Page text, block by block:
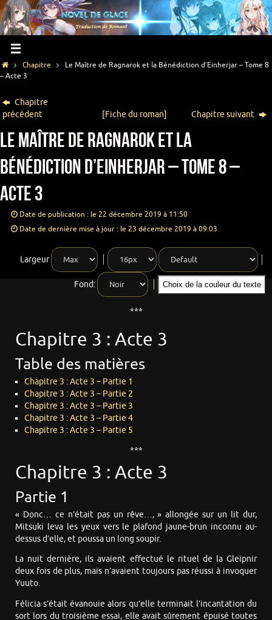
Chapitre
Le Maître de Ragnarok et la Bénédiction d’Einherjar – Tome 8
– Acte 3
Chapitre
précédent
[Fiche du roman] Chapitre suivant
Le Maître de Ragnarok et la
Bénédiction d’Einherjar – Tome 8 –
Acte 3
Date de publication : le 22 décembre 2019 à 11:50
Date de dernière mise à jour : le 23 décembre 2019 à 09:03
Largeur
Fond: Choix de la couleur du texte
***
Chapitre 3 : Acte 3
Table des matières
Chapitre 3 : Acte 3 – Partie 1
Chapitre 3 : Acte 3 – Partie 2
Chapitre 3 : Acte 3 – Partie 3
Chapitre 3 : Acte 3 – Partie 4
Chapitre 3 : Acte 3 – Partie 5
***
Chapitre 3 : Acte 3
Partie 1
« Donc… ce n’était pas un rêve…, » allongée sur un lit dur,
Mitsuki leva les yeux vers le plafond jaune-brun inconnu au-
dessus d’elle, et poussa un long soupir.
La nuit dernière, ils avaient effectué le rituel de la Gleipnir
deux fois de plus, mais n’avaient toujours pas réussi à invoquer
Yuuto.
Félicia s’était évanouie alors qu’elle terminait l’incantation du
sort lors du troisième essai, elle avait sûrement épuisé toutes